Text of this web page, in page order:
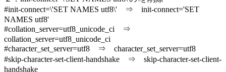
#init-connect=\'SET NAMES utf8\' ⇒ init-connect='SET
NAMES utf8'
#collation_server=utf8_unicode_ci ⇒
collation_server=utf8_unicode_ci
#character_set_server=utf8 ⇒ character_set_server=utf8
#skip-character-set-client-handshake ⇒ skip-character-set-client-
handshake